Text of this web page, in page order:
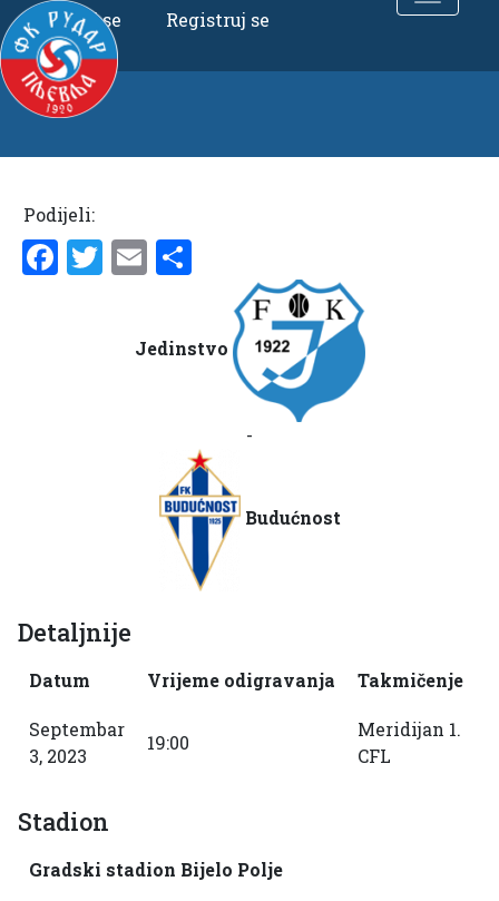
Uloguj se Registruj se
Podijeli:
Facebook
Twitter
Email
Jedinstvo
-
Budućnost
Detaljnije
Datum Vrijeme odigravanja Takmičenje
Septembar
3, 2023
19:00
Meridijan 1.
CFL
Stadion
Gradski stadion Bijelo Polje